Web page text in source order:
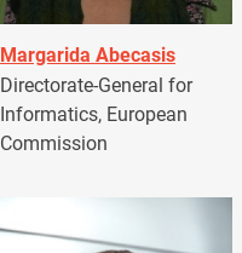
Margarida Abecasis
Directorate-General for
Informatics, European
Commission